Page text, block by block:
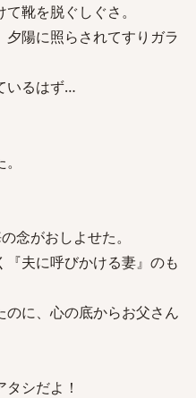
靴を脱ぐしぐさ。
陽に照らされてすりガラ
いるはず…
念がおしよせた。
夫に呼びかける妻』のも
に、心の底からお父さん
シだよ！